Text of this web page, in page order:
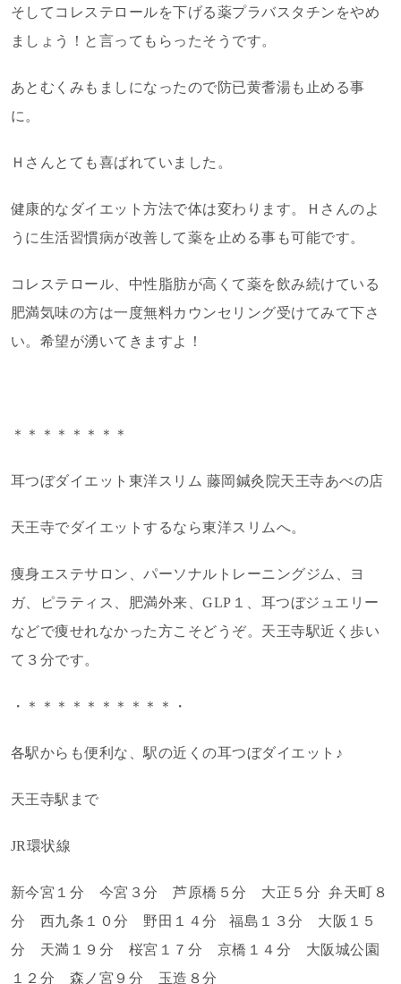
そしてコレステロールを下げる薬プラバスタチンをやめ
ましょう！と言ってもらったそうです。
あとむくみもましになったので防已黄耆湯も止める事
に。
Ｈさんとても喜ばれていました。
健康的なダイエット方法で体は変わります。Ｈさんのよ
うに生活習慣病が改善して薬を止める事も可能です。
コレステロール、中性脂肪が高くて薬を飲み続けている
肥満気味の方は一度無料カウンセリング受けてみて下さ
い。希望が湧いてきますよ！
＊＊＊＊＊＊＊＊
耳つぼダイエット東洋スリム 藤岡鍼灸院天王寺あべの店
天王寺でダイエットするなら東洋スリムへ。
痩身エステサロン、パーソナルトレーニングジム、ヨ
ガ、ピラティス、肥満外来、GLP１、耳つぼジュエリー
などで痩せれなかった方こそどうぞ。天王寺駅近く歩い
て３分です。
・＊＊＊＊＊＊＊＊＊＊・
各駅からも便利な、駅の近くの耳つぼダイエット♪
天王寺駅まで
JR環状線
新今宮１分 今宮３分 芦原橋５分 大正５分 弁天町８
分 西九条１０分 野田１４分
福島１３分 大阪１５
分 天満１９分 桜宮１７分 京橋１４分 大阪城公園
１２分 森ノ宮９分 玉造８分